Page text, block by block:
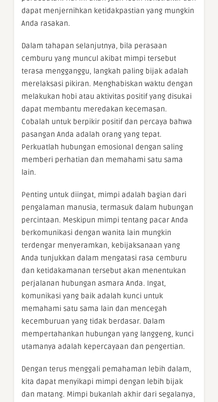
dapat menjernihkan ketidakpastian yang mungkin
Anda rasakan.
Dalam tahapan selanjutnya, bila perasaan
cemburu yang muncul akibat mimpi tersebut
terasa mengganggu, langkah paling bijak adalah
merelaksasi pikiran. Menghabiskan waktu dengan
melakukan hobi atau aktivitas positif yang disukai
dapat membantu meredakan kecemasan.
Cobalah untuk berpikir positif dan percaya bahwa
pasangan Anda adalah orang yang tepat.
Perkuatlah hubungan emosional dengan saling
memberi perhatian dan memahami satu sama
lain.
Penting untuk diingat, mimpi adalah bagian dari
pengalaman manusia, termasuk dalam hubungan
percintaan. Meskipun mimpi tentang pacar Anda
berkomunikasi dengan wanita lain mungkin
terdengar menyeramkan, kebijaksanaan yang
Anda tunjukkan dalam mengatasi rasa cemburu
dan ketidakamanan tersebut akan menentukan
perjalanan hubungan asmara Anda. Ingat,
komunikasi yang baik adalah kunci untuk
memahami satu sama lain dan mencegah
kecemburuan yang tidak berdasar. Dalam
mempertahankan hubungan yang langgeng, kunci
utamanya adalah kepercayaan dan pengertian.
Dengan terus menggali pemahaman lebih dalam,
kita dapat menyikapi mimpi dengan lebih bijak
dan matang. Mimpi bukanlah akhir dari segalanya,